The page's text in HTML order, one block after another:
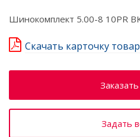
Шинокомплект 5.00-8 10PR
Скачать карточку
Задать